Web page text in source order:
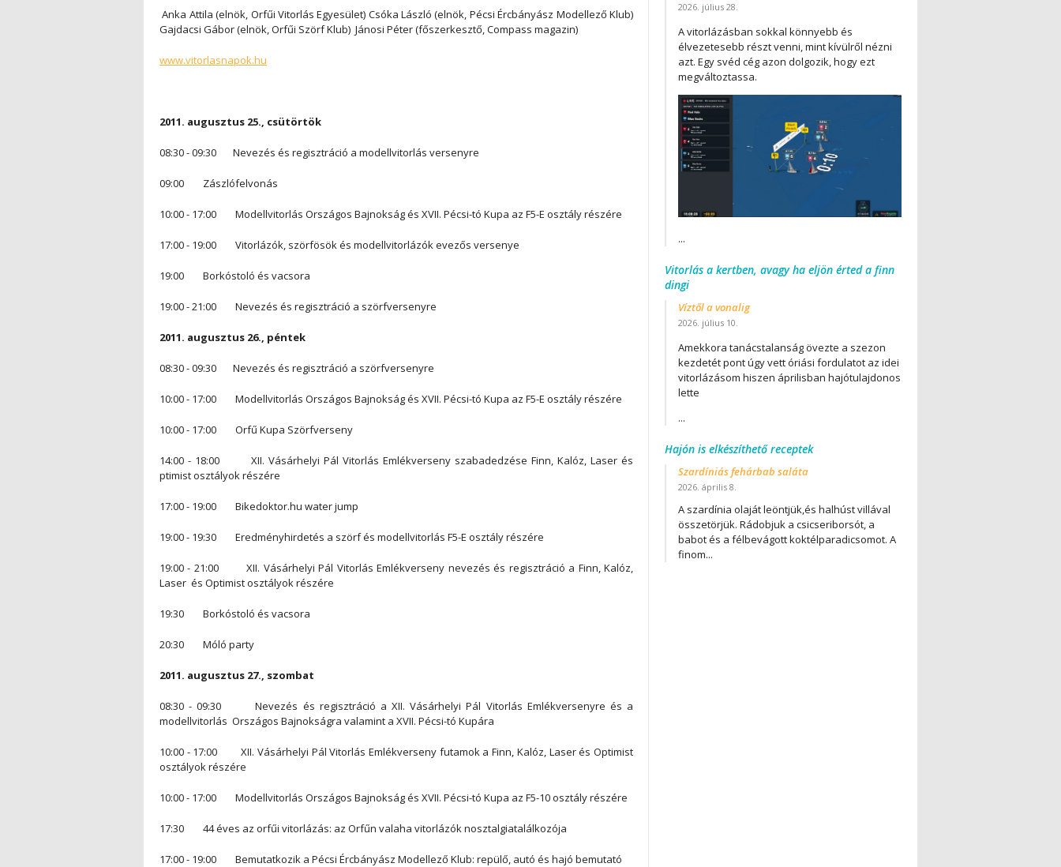
Anka Attila (elnök, Orfűi Vitorlás Egyesület) Csóka László (elnök, Pécsi Ércbányász Modellező Klub)
Gajdacsi Gábor (elnök, Orfűi Szörf Klub) Jánosi Péter (főszerkesztő, Compass magazin)
www.vitorlasnapok.hu
2011. augusztus 25., csütörtök
08:30 - 09:30 Nevezés és regisztráció a modellvitorlás versenyre
09:00 Zászlófelvonás
10:00 - 17:00 Modellvitorlás Országos Bajnokság és XVII. Pécsi-tó Kupa az F5-E osztály részére
17:00 - 19:00 Vitorlázók, szörfösök és modellvitorlázók evezős versenye
19:00 Borkóstoló és vacsora
19:00 - 21:00 Nevezés és regisztráció a szörfversenyre
2011. augusztus 26., péntek
08:30 - 09:30 Nevezés és regisztráció a szörfversenyre
10:00 - 17:00 Modellvitorlás Országos Bajnokság és XVII. Pécsi-tó Kupa az F5-E osztály részére
10:00 - 17:00 Orfű Kupa Szörfverseny
14:00 - 18:00 XII. Vásárhelyi Pál Vitorlás Emlékverseny szabadedzése Finn, Kalóz, Laser és
ptimist osztályok részére
17:00 - 19:00 Bikedoktor.hu water jump
19:00 - 19:30 Eredményhirdetés a szörf és modellvitorlás F5-E osztály részére
19:00 - 21:00 XII. Vásárhelyi Pál Vitorlás Emlékverseny nevezés és regisztráció a Finn, Kalóz,
Laser és Optimist osztályok részére
19:30 Borkóstoló és vacsora
20:30 Móló party
2011. augusztus 27., szombat
08:30 - 09:30 Nevezés és regisztráció a XII. Vásárhelyi Pál Vitorlás Emlékversenyre és a
modellvitorlás Országos Bajnokságra valamint a XVII. Pécsi-tó Kupára
10:00 - 17:00 XII. Vásárhelyi Pál Vitorlás Emlékverseny futamok a Finn, Kalóz, Laser és Optimist
osztályok részére
10:00 - 17:00 Modellvitorlás Országos Bajnokság és XVII. Pécsi-tó Kupa az F5-10 osztály részére
17:30 44 éves az orfűi vitorlázás: az Orfűn valaha vitorlázók nosztalgiatalálkozója
17:00 - 19:00 Bemutatkozik a Pécsi Ércbányász Modellező Klub: repülő, autó és hajó bemutató
2026. július 28.
A vitorlázásban sokkal könnyebb és
élvezetesebb részt venni, mint kívülről nézni
azt. Egy svéd cég azon dolgozik, hogy ezt
megváltoztassa.
...
Vitorlás a kertben, avagy ha eljön érted a finn
dingi
Víztől a vonalig
2026. július 10.
Amekkora tanácstalanság övezte a szezon
kezdetét pont úgy vett óriási fordulatot az idei
vitorlázásom hiszen áprilisban hajótulajdonos
lette
...
Hajón is elkészíthető receptek
Szardíniás fehárbab saláta
2026. április 8.
A szardínia olaját leöntjük,és halhúst villával
összetörjük. Rádobjuk a csicseriborsót, a
babot és a félbevágott koktélparadicsomot. A
finom...